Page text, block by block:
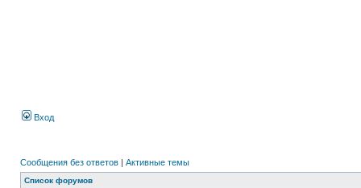
Вход
Сообщения без ответов | Активные темы
Список форумов